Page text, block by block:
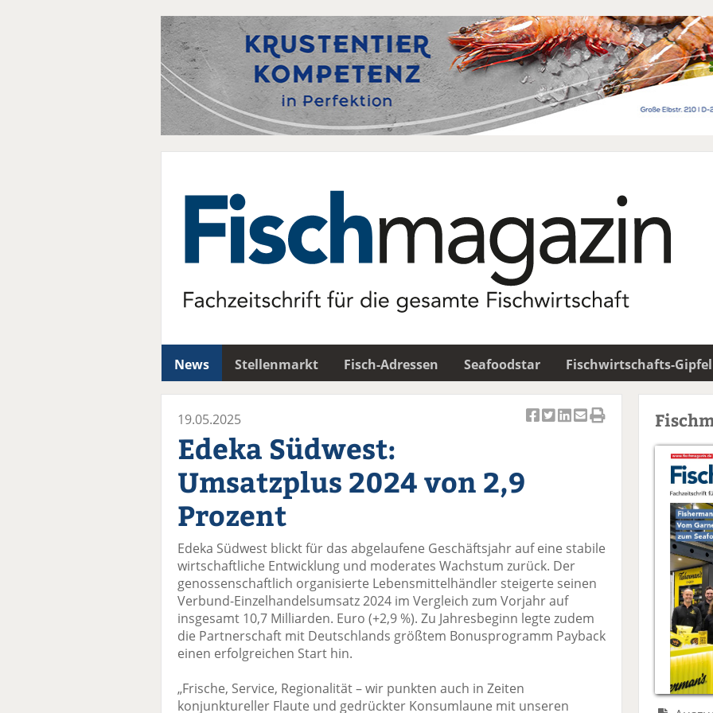
News Stellenmarkt Fisch-Adressen Seafoodstar Fischwirtschafts-Gipfel
F
ac
e
b
o
o
k
er
n
n
k
e
di
n
te
m
l
v
er
se
ck
e
19.05.2025
Edeka Südwest:
Umsatzplus 2024 von 2,9
Prozent
Edeka Südwest blickt für das abgelaufene Geschäftsjahr auf eine stabile
wirtschaftliche Entwicklung und moderates Wachstum zurück. Der
genossenschaftlich organisierte Lebensmittelhändler steigerte seinen
Verbund-Einzelhandelsumsatz 2024 im Vergleich zum Vorjahr auf
insgesamt 10,7 Milliarden. Euro (+2,9 %). Zu Jahresbeginn legte zudem
die Partnerschaft mit Deutschlands größtem Bonusprogramm Payback
einen erfolgreichen Start hin.
„Frische, Service, Regionalität – wir punkten auch in Zeiten
konjunktureller Flaute und gedrückter Konsumlaune mit unseren